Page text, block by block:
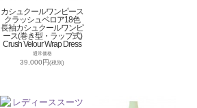
カシュクールワンピース
クラッシュベロア18色
長袖カシュクールワンピ
ース(巻き型・ラップ式)
Crush Velour Wrap Dress
通常価格
39,000円(税別)